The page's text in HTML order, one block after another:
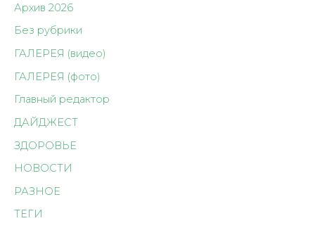
Архив 2026
Без рубрики
ГАЛЕРЕЯ (видео)
ГАЛЕРЕЯ (фото)
Главный редактор
ДАЙДЖЕСТ
ЗДОРОВЬЕ
НОВОСТИ
РАЗНОЕ
ТЕГИ